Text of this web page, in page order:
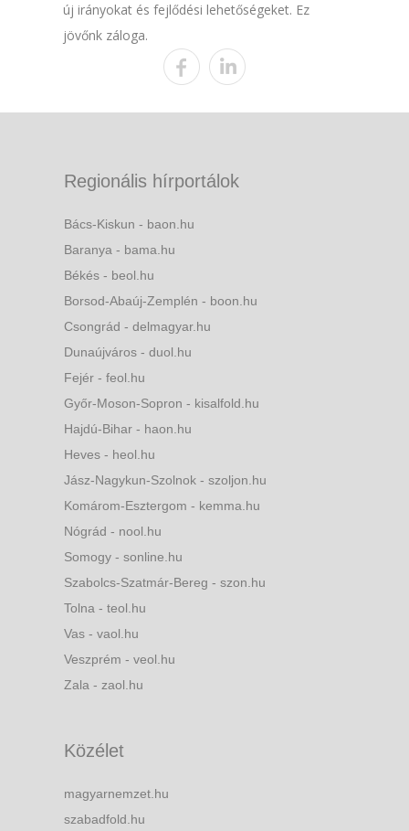
új irányokat és fejlődési lehetőségeket. Ez
jövőnk záloga.
Regionális hírportálok
Bács-Kiskun - baon.hu
Baranya - bama.hu
Békés - beol.hu
Borsod-Abaúj-Zemplén - boon.hu
Csongrád - delmagyar.hu
Dunaújváros - duol.hu
Fejér - feol.hu
Győr-Moson-Sopron - kisalfold.hu
Hajdú-Bihar - haon.hu
Heves - heol.hu
Jász-Nagykun-Szolnok - szoljon.hu
Komárom-Esztergom - kemma.hu
Nógrád - nool.hu
Somogy - sonline.hu
Szabolcs-Szatmár-Bereg - szon.hu
Tolna - teol.hu
Vas - vaol.hu
Veszprém - veol.hu
Zala - zaol.hu
Közélet
magyarnemzet.hu
szabadfold.hu